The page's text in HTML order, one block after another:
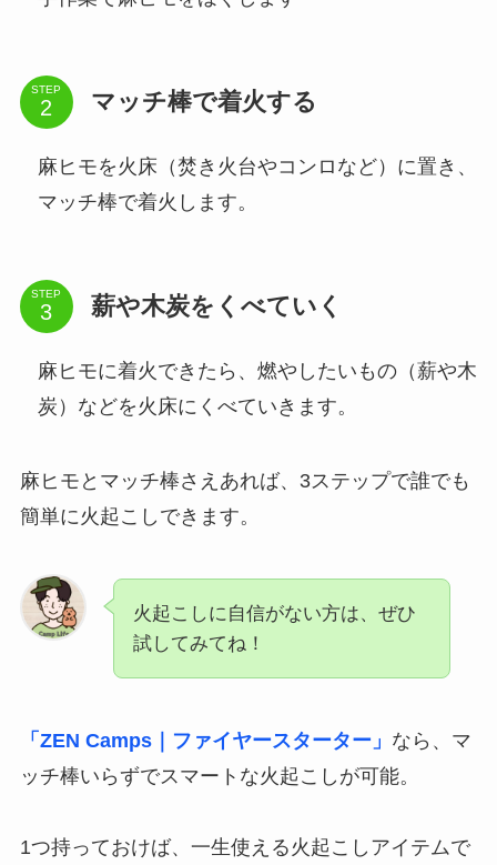
STEP マッチ棒で着火する
麻ヒモを火床（焚き火台やコンロなど）に置き、
マッチ棒で着火します。
STEP 薪や木炭をくべていく
麻ヒモに着火できたら、燃やしたいもの（薪や木
炭）などを火床にくべていきます。
麻ヒモとマッチ棒さえあれば、3ステップで誰でも
簡単に火起こしできます。
火起こしに自信がない方は、ぜひ
試してみてね！
「ZEN Camps｜ファイヤースターター」 なら、マ
ッチ棒いらずでスマートな火起こしが可能。
1つ持っておけば、一生使える火起こしアイテムで